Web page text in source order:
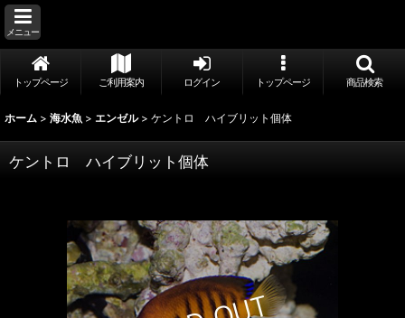
メニュー
トップページ ご利用案内 ログイン トップページ 商品検索
ホーム > 海水魚 > エンゼル > ケントロ ハイブリット個体
ケントロ ハイブリット個体